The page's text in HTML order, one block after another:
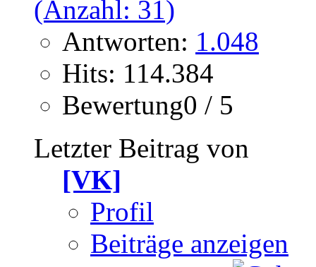
Antworten: 1.048
Hits: 114.384
Bewertung0 / 5
Letzter Beitrag von
[VK]
Profil
Beiträge anzeigen